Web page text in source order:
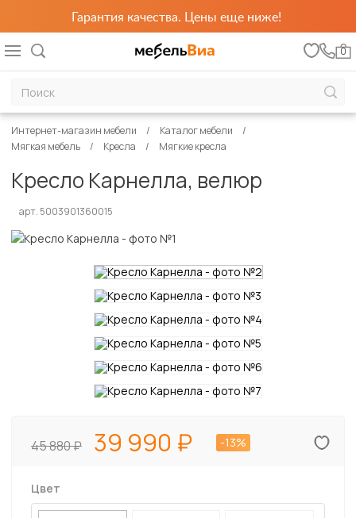
Гарантия качества. Цены еще ниже!
0
Интернет-магазин мебели
Каталог мебели
Мягкая мебель
Кресла Мягкие кресла
Кресло Карнелла, велюр
арт. 5003901360015
45 880 39 990 -13%
Цвет